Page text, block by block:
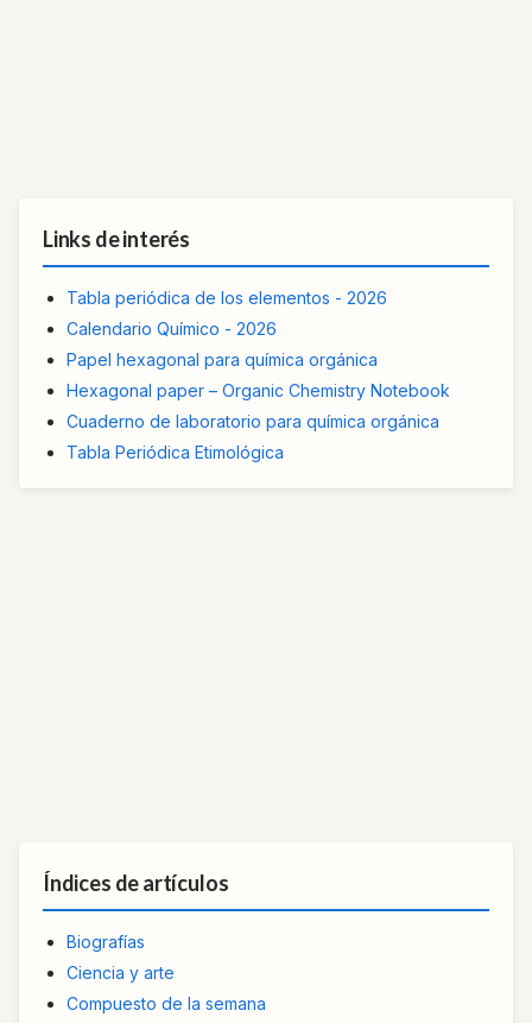
Links de interés
Tabla periódica de los elementos - 2026
Calendario Químico - 2026
Papel hexagonal para química orgánica
Hexagonal paper – Organic Chemistry Notebook
Cuaderno de laboratorio para química orgánica
Tabla Periódica Etimológica
Índices de artículos
Biografías
Ciencia y arte
Compuesto de la semana